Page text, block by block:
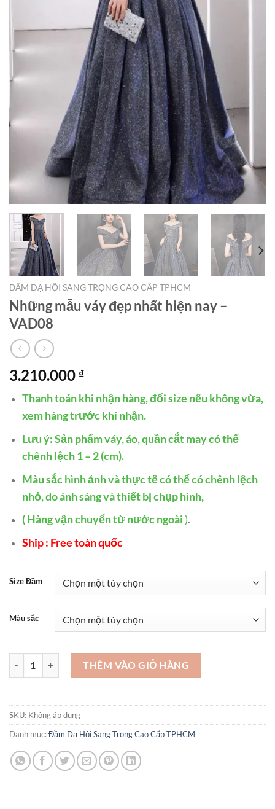
ĐẦM DẠ HỘI SANG TRỌNG CAO CẤP TPHCM
Những mẫu váy đẹp nhất hiện nay –
VAD08
3.210.000 ₫
Thanh toán khi nhận hàng, đổi size nếu không vừa,
xem hàng trước khi nhận.
Lưu ý: Sản phẩm váy, áo, quần cắt may có thể
chênh lệch 1 – 2 (cm).
Màu sắc hình ảnh và thực tế có thể có chênh lệch
nhỏ, do ánh sáng và thiết bị chụp hình,
( Hàng vận chuyển từ nước ngoài).
Ship : Free toàn quốc
Size Đầm
Màu sắc
Những mẫu váy đẹp nhất hiện nay - VAD08 số lượng
THÊM VÀO GIỎ HÀNG
SKU: Không áp dụng
Danh mục:Đầm Dạ Hội Sang Trọng Cao Cấp TPHCM